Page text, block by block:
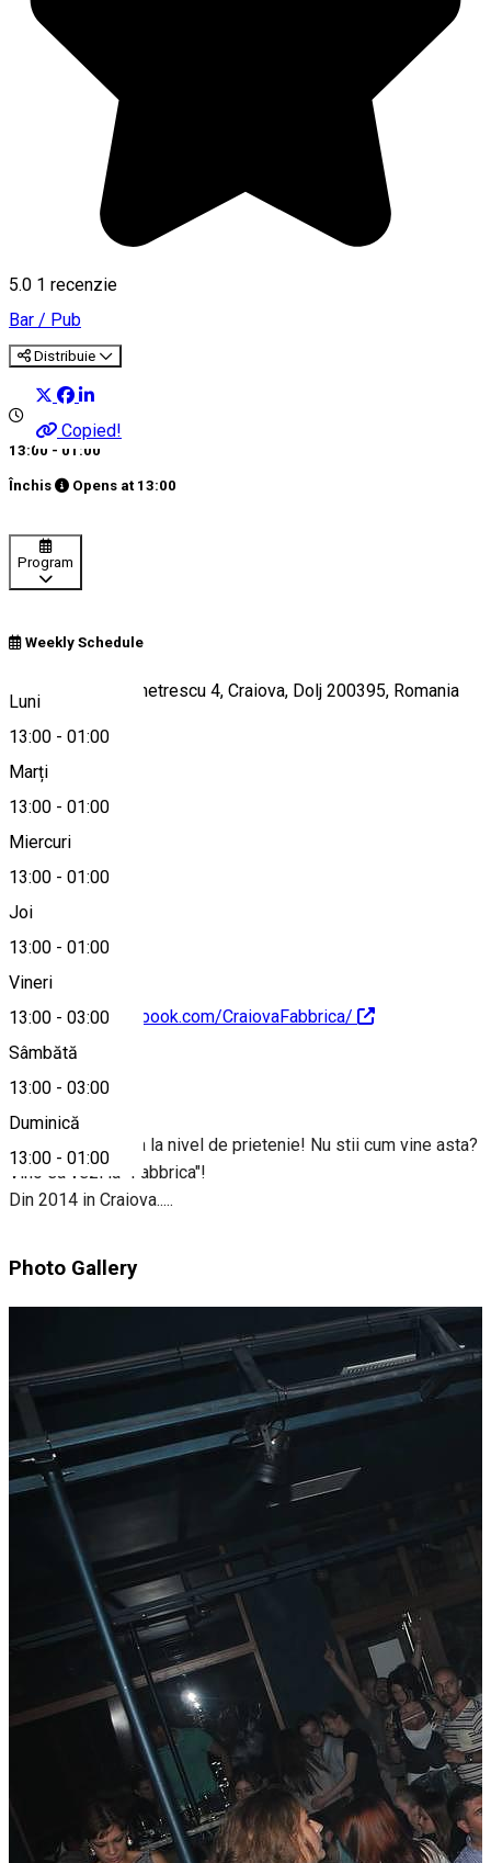
5.0 1 recenzie
Bar / Pub
Distribuie
Copied!
13:00 - 01:00
Închis Opens at 13:00
Program
Weekly Schedule
Luni
13:00 - 01:00
Marți
13:00 - 01:00
Miercuri
13:00 - 01:00
Joi
13:00 - 01:00
Vineri
13:00 - 03:00
Sâmbătă
13:00 - 03:00
Duminică
13:00 - 01:00
Strada Traian Demetrescu 4, Craiova, Dolj 200395, Romania
Hartă
https://www.facebook.com/CraiovaFabbrica/
Despre
Ridicam distractia la nivel de prietenie! Nu stii cum vine asta?
Vino sa vezi la "Fabbrica"!
Din 2014 in Craiova.....
Photo Gallery